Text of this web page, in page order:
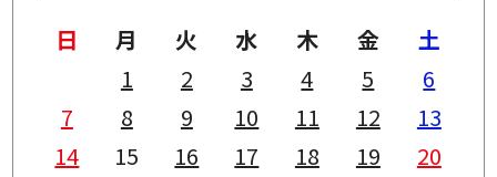
日 月 火 水 木 金
土
1
2 3 4 5
6
7
8 9 10 11 12
13
14
15 16 17 18 19
20